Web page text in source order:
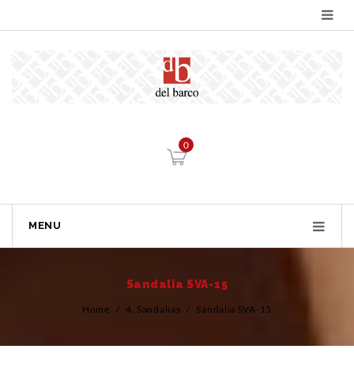
0
MENU
Sandalia SVA-15
Home / 4. Sandalias / Sandalia SVA-15